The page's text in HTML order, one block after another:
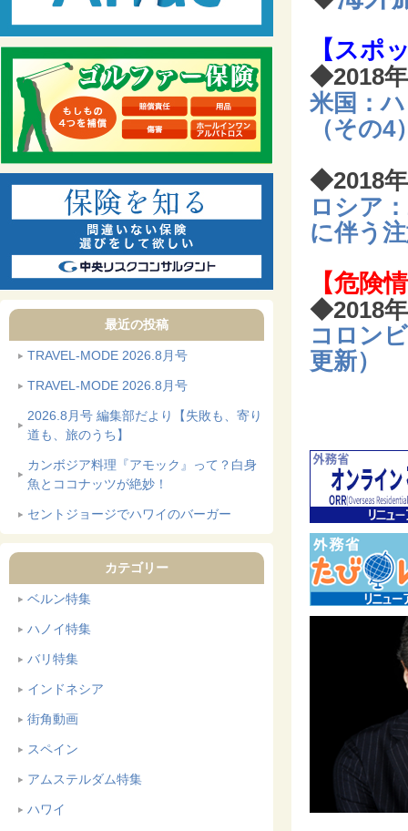
最近の投稿
TRAVEL-MODE 2026.8月号
TRAVEL-MODE 2026.8月号
2026.8月号 編集部だより【失敗も、寄り
道も、旅のうち】
カンボジア料理『アモック』って？白身
魚とココナッツが絶妙！
セントジョージでハワイのバーガー
カテゴリー
ベルン特集
ハノイ特集
バリ特集
インドネシア
街角動画
スペイン
アムステルダム特集
ハワイ
【スポ
◆2018
米国：
（その4
◆2018
ロシア
に伴う
【危険
◆2018
コロン
更新）